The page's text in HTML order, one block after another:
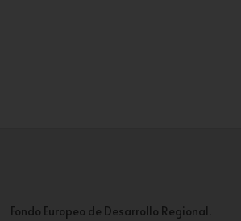
Fondo Europeo de Desarrollo Regional.